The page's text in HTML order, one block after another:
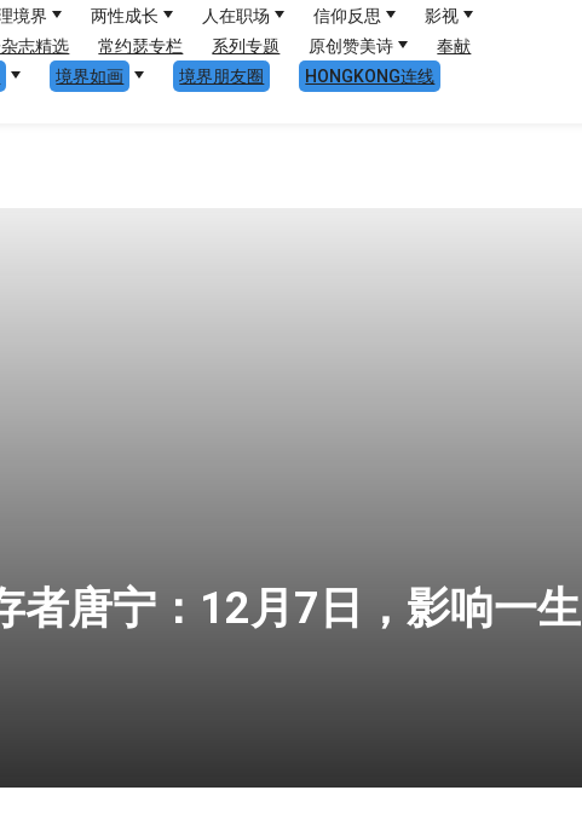
境界 两性成长 人在职场 信仰反思
影视
志精选 常约瑟专栏 系列专题 原创赞美诗
奉献
境界如画 境界朋友圈
HONGKONG连线
者唐宁：12月7日，影响一生